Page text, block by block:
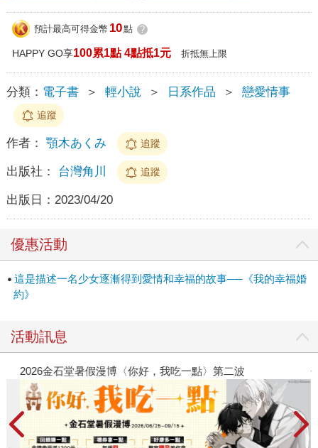
預計最高可得金幣 10點 ?
HAPPY GO享100累1點 4點抵1元 折抵無上限
分類： 電子書 ＞ 輕小說 ＞ 日系作品 ＞ 戀愛情事
追蹤
作者： 顎木あくみ 追蹤
出版社： 台灣角川 追蹤
出版日： 2023/04/20
優惠活動
這是描述一名少女逐漸得到愛情和幸福的故事──《我的幸福婚
約》
活動訊息
2026金石堂暑假漫博〈你好，我吃一點〉第二波